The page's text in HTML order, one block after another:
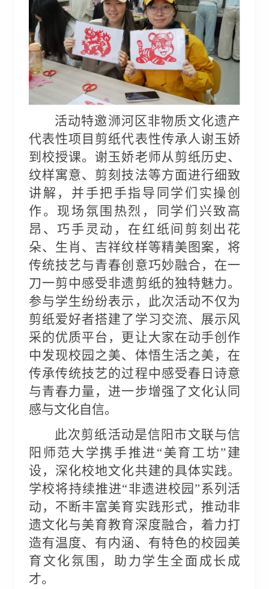
活动特邀浉河区非物质文化遗产
代表性项目剪纸代表性传承人谢玉娇
到校授课。谢玉娇老师从剪纸历史、
纹样寓意、剪刻技法等方面进行细致
讲解，并手把手指导同学们实操创
作。现场氛围热烈，同学们兴致高
昂、巧手灵动，在红纸间剪刻出花
朵、生肖、吉祥纹样等精美图案，将
传统技艺与青春创意巧妙融合，在一
刀一剪中感受非遗剪纸的独特魅力。
参与学生纷纷表示，此次活动不仅为
剪纸爱好者搭建了学习交流、展示风
采的优质平台，更让大家在动手创作
中发现校园之美、体悟生活之美，在
传承传统技艺的过程中感受春日诗意
与青春力量，进一步增强了文化认同
感与文化自信。
此次剪纸活动是信阳市文联与信
阳师范大学携手推进 “美育工坊”建
设，深化校地文化共建的具体实践。
学校将持续推进“非遗进校园”系列活
动 ，不断丰富美育实践形式，推动非
遗文化与美育教育深度融合，着力打
造有温度、有内涵、有特色的校园美
育 文化氛围 ，助力学生全面成长成
才。